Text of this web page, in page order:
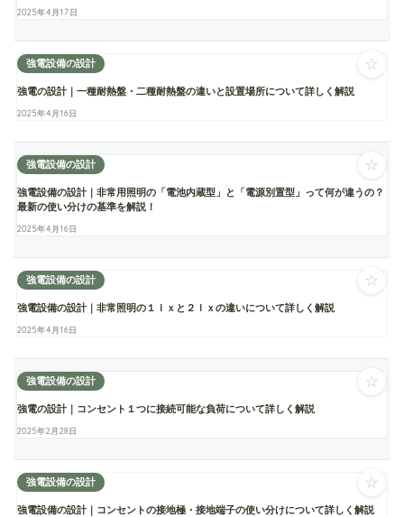
2025年4月17日
強電設備の設計
強電の設計｜一種耐熱盤・二種耐熱盤の違いと設置場所について詳しく解説
2025年4月16日
☆
強電設備の設計
強電設備の設計｜非常用照明の「電池内蔵型」と「電源別置型」って何が違うの？
最新の使い分けの基準を解説！
2025年4月16日
☆
強電設備の設計
強電設備の設計｜非常照明の１ｌｘと２ｌｘの違いについて詳しく解説
2025年4月16日
☆
強電設備の設計
強電の設計｜コンセント１つに接続可能な負荷について詳しく解説
2025年2月28日
☆
強電設備の設計
強電設備の設計｜コンセントの接地極・接地端子の使い分けについて詳しく解説
☆